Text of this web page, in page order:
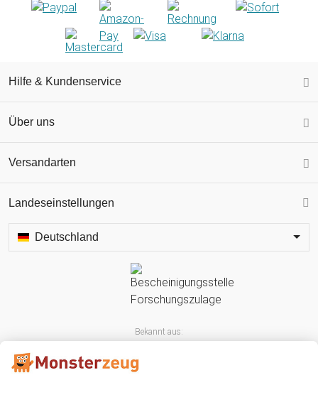
Hilfe & Kundenservice
Über uns
Versandarten
Landeseinstellungen
Deutschland
Bekannt aus: